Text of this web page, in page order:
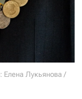
Лукьянова /